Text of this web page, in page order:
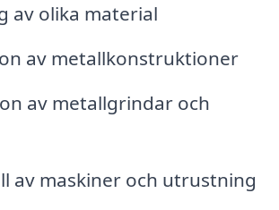
av olika material
av metallkonstruktioner
av metallgrindar och
av maskiner och utrustning